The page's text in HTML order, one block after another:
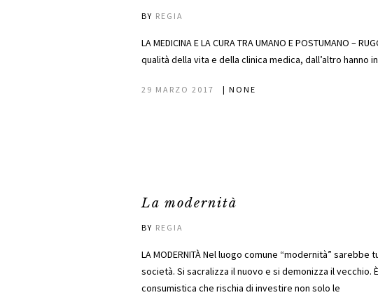
BY REGIA
LA MEDICINA E LA CURA TRA UMANO E POSTUMANO
qualità della vita e della clinica medica, dall’altro
29 MARZO 2017 | NONE
La modernità
BY REGIA
LA MODERNITÀ Nel luogo comune “modernità”
società. Si sacralizza il nuovo e si demonizza il
consumistica che rischia di investire non solo le